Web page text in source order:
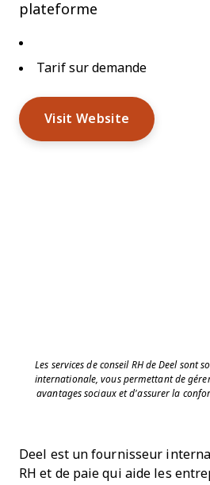
plateforme
Tarif sur demande
Visit Website
Les services de conseil RH de Deel sont
internationale, vous permettant de
avantages sociaux et d'assurer la
Deel est un fournisseur
RH et de paie qui aide les